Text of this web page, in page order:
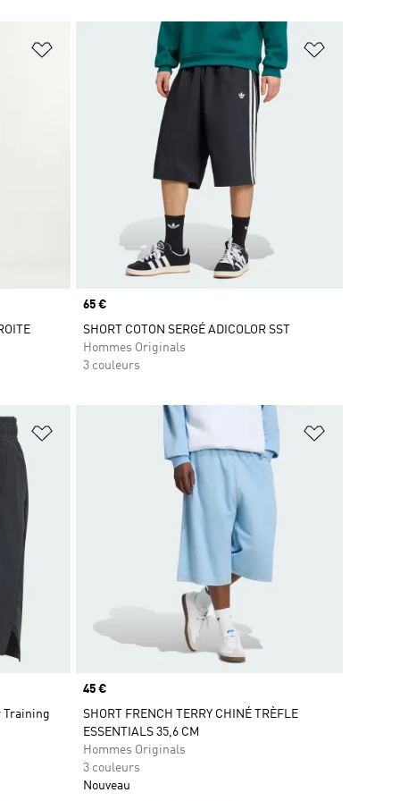
Ajouter à la Liste de produits favoris
Prix
65 €
SHORT COTON SERGÉ ADICOLOR SST
Hommes Originals
3 couleurs
Ajouter à la Liste de produits favoris
Training
Prix
45 €
SHORT FRENCH TERRY CHINÉ TRÈFLE
ESSENTIALS 35,6 CM
Hommes Originals
3 couleurs
Nouveau